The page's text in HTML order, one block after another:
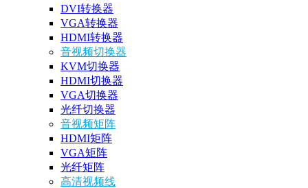
DVI转换器
VGA转换器
HDMI转换器
音视频切换器
KVM切换器
HDMI切换器
VGA切换器
光纤切换器
音视频矩阵
HDMI矩阵
VGA矩阵
光纤矩阵
高清视频线